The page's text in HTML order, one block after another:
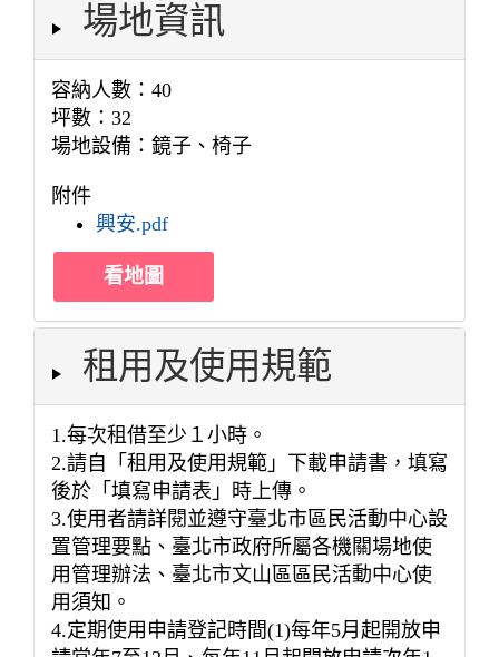
場地資訊
容納人數：40
坪數：32
場地設備：鏡子、椅子
附件
興安.pdf
看地圖
租用及使用規範
1.每次租借至少１小時。
2.請自「租用及使用規範」下載申請書，填寫
後於「填寫申請表」時上傳。
3.使用者請詳閱並遵守臺北市區民活動中心設
置管理要點、臺北市政府所屬各機關場地使
用管理辦法、臺北市文山區區民活動中心使
用須知。
4.定期使用申請登記時間(1)每年5月起開放申